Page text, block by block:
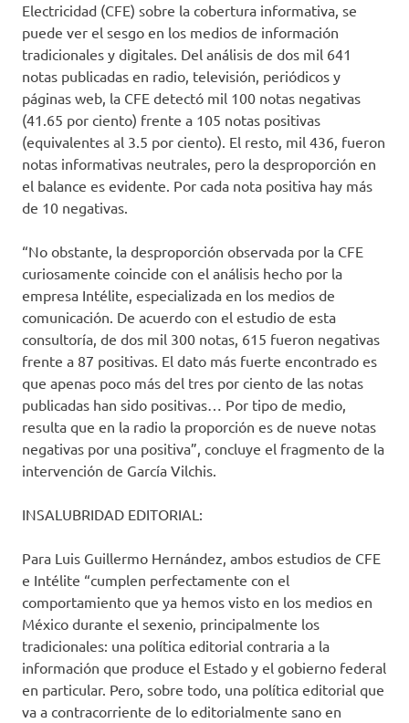
Electricidad (CFE) sobre la cobertura informativa, se
puede ver el sesgo en los medios de información
tradicionales y digitales. Del análisis de dos mil 641
notas publicadas en radio, televisión, periódicos y
páginas web, la CFE detectó mil 100 notas negativas
(41.65 por ciento) frente a 105 notas positivas
(equivalentes al 3.5 por ciento). El resto, mil 436, fueron
notas informativas neutrales, pero la desproporción en
el balance es evidente. Por cada nota positiva hay más
de 10 negativas.
“No obstante, la desproporción observada por la CFE
curiosamente coincide con el análisis hecho por la
empresa Intélite, especializada en los medios de
comunicación. De acuerdo con el estudio de esta
consultoría, de dos mil 300 notas, 615 fueron negativas
frente a 87 positivas. El dato más fuerte encontrado es
que apenas poco más del tres por ciento de las notas
publicadas han sido positivas… Por tipo de medio,
resulta que en la radio la proporción es de nueve notas
negativas por una positiva”, concluye el fragmento de la
intervención de García Vilchis.
INSALUBRIDAD EDITORIAL:
Para Luis Guillermo Hernández, ambos estudios de CFE
e Intélite “cumplen perfectamente con el
comportamiento que ya hemos visto en los medios en
México durante el sexenio, principalmente los
tradicionales: una política editorial contraria a la
información que produce el Estado y el gobierno federal
en particular. Pero, sobre todo, una política editorial que
va a contracorriente de lo editorialmente sano en